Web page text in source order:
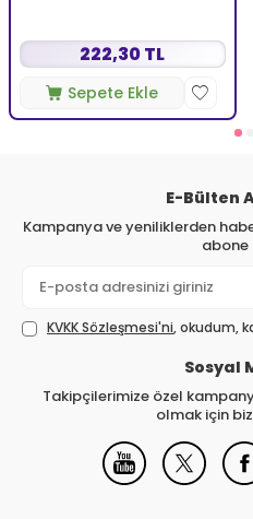
222,30 TL
Sepete Ekle
E-Bülten
Kampanya ve yeniliklerden
abone
KVKK Sözleşmesi'ni, okudum,
Sosyal
Takipçilerimize özel
olmak için